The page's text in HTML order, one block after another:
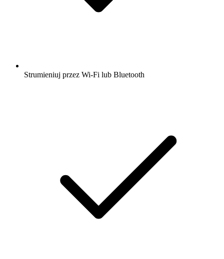
Strumieniuj przez Wi-Fi lub Bluetooth